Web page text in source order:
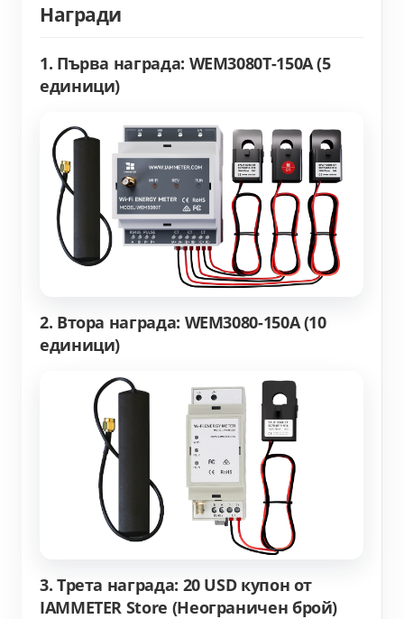
Награди
1. Първа награда: WEM3080T-150A (5
единици)
2. Втора награда: WEM3080-150A (10
единици)
3. Трета награда: 20 USD купон от
IAMMETER Store (Неограничен брой)